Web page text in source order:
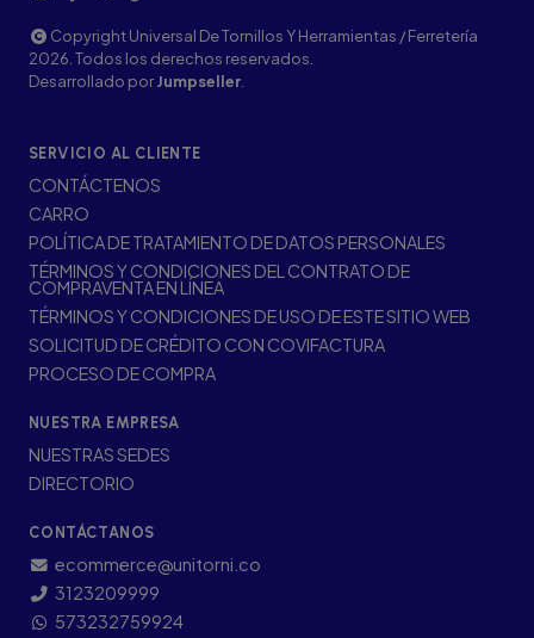
Copyright Universal De Tornillos Y Herramientas / Ferretería
2026. Todos los derechos reservados.
Desarrollado porJumpseller
SERVICIO AL CLIENTE
CONTÁCTENOS
CARRO
POLÍTICA DE TRATAMIENTO DE DATOS PERSONALES
TÉRMINOS Y CONDICIONES DEL CONTRATO DE
COMPRAVENTA EN LÍNEA
TÉRMINOS Y CONDICIONES DE USO DE ESTE SITIO WEB
SOLICITUD DE CRÉDITO CON COVIFACTURA
PROCESO DE COMPRA
NUESTRA EMPRESA
NUESTRAS SEDES
DIRECTORIO
CONTÁCTANOS
ecommerce@unitorni.co
3123209999
573232759924